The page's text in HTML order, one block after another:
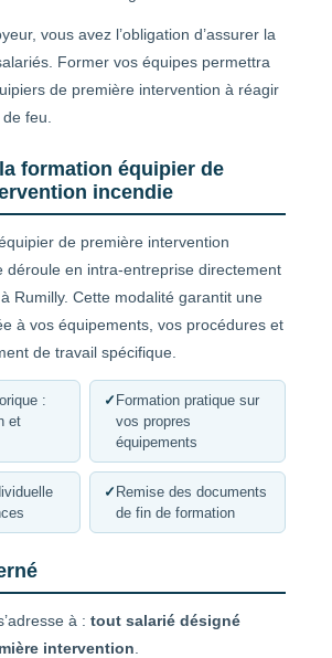
vous avez l’obligation d’assurer la
Former vos équipes permettra
de première intervention à réagir
feu.
formation équipier de
incendie
de première intervention
déroule en intra-entreprise directement
Rumilly. Cette modalité garantit une
à vos équipements, vos procédures et
de travail spécifique.
:
et
✓ Formation pratique sur
vos propres
équipements
✓ Remise des documents
de fin de formation
à : tout salarié désigné
intervention